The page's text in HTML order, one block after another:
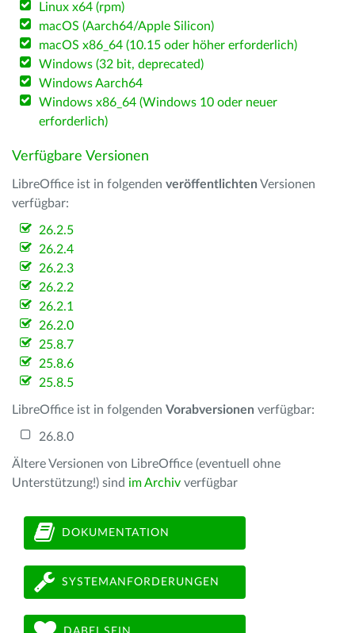
Linux x64 (rpm)
macOS (Aarch64/Apple Silicon)
macOS x86_64 (10.15 oder höher erforderlich)
Windows (32 bit, deprecated)
Windows Aarch64
Windows x86_64 (Windows 10 oder neuer
erforderlich)
Verfügbare Versionen
LibreOffice ist in folgenden veröffentlichten Versionen
verfügbar:
26.2.5
26.2.4
26.2.3
26.2.2
26.2.1
26.2.0
25.8.7
25.8.6
25.8.5
LibreOffice ist in folgenden Vorabversionen verfügbar:
26.8.0
Ältere Versionen von LibreOffice (eventuell ohne
Unterstützung!) sind im Archiv verfügbar
DOKUMENTATION
SYSTEMANFORDERUNGEN